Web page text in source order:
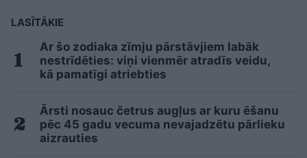
LASĪTĀKIE
Ar šo zodiaka zīmju pārstāvjiem labāk
nestrīdēties: viņi vienmēr atradīs veidu,
kā pamatīgi atriebties
Ārsti nosauc četrus augļus ar kuru ēšanu
pēc 45 gadu vecuma nevajadzētu pārlieku
aizrauties